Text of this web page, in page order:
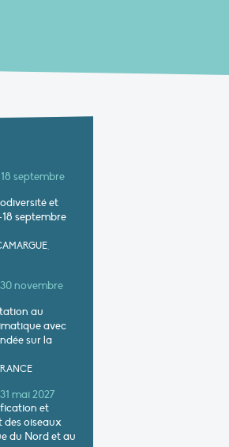
septembre
et
septembre
novembre
au
avec
sur la
mai 2027
et
des oiseaux
du Nord et au